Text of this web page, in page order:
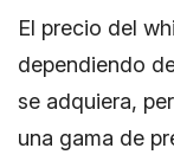
El precio del
dependiendo
se adquiera,
una gama de